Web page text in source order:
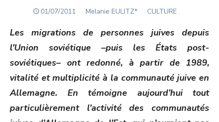
POSTED
01/07/2011 Author
Melanie EULITZ* CULTURE
Les migrations de personnes juives depuis
l’Union soviétique –puis les États post-
soviétiques– ont redonné, à partir de 1989,
vitalité et multiplicité à la communauté juive en
Allemagne. En témoigne aujourd’hui tout
particulièrement l’activité des communautés